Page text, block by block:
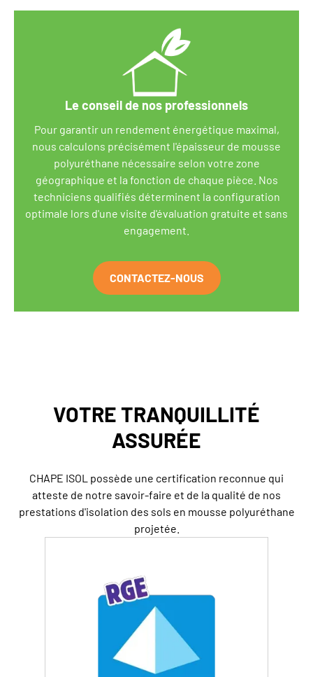
Le conseil de nos professionnels
Pour garantir un rendement énergétique maximal,
nous calculons précisément l'épaisseur de mousse
polyuréthane nécessaire selon votre zone
géographique et la fonction de chaque pièce. Nos
techniciens qualifiés déterminent la configuration
optimale lors d'une visite d'évaluation gratuite et sans
engagement.
CONTACTEZ-NOUS
VOTRE TRANQUILLITÉ
ASSURÉE
CHAPE ISOL possède une certification reconnue qui
atteste de notre savoir-faire et de la qualité de nos
prestations d'isolation des sols en mousse polyuréthane
projetée